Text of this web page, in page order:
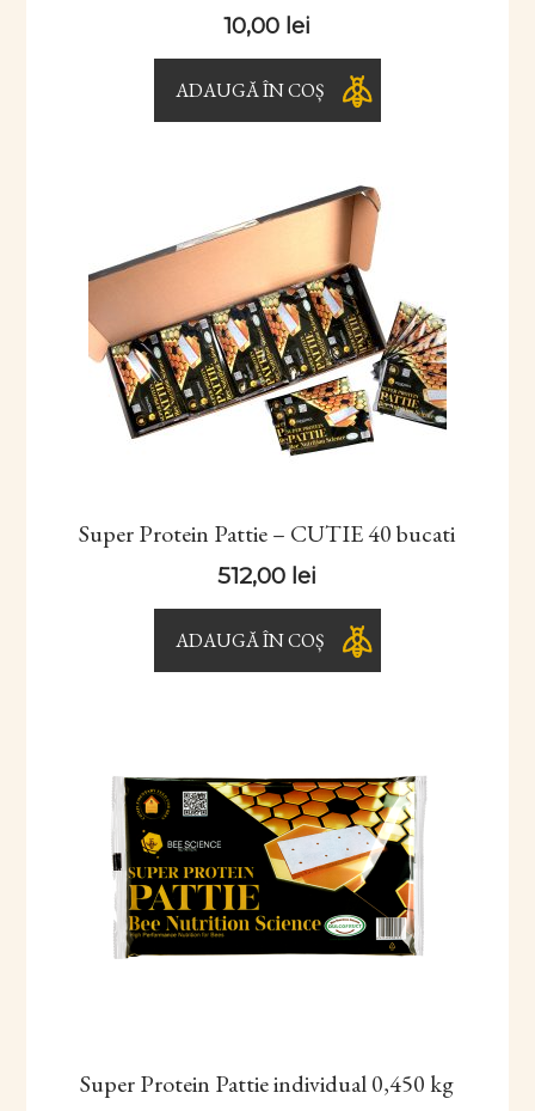
10,00 lei
ADAUGĂ ÎN COȘ
Super Protein Pattie – CUTIE 40 bucati
512,00 lei
ADAUGĂ ÎN COȘ
Super Protein Pattie individual 0,450 kg